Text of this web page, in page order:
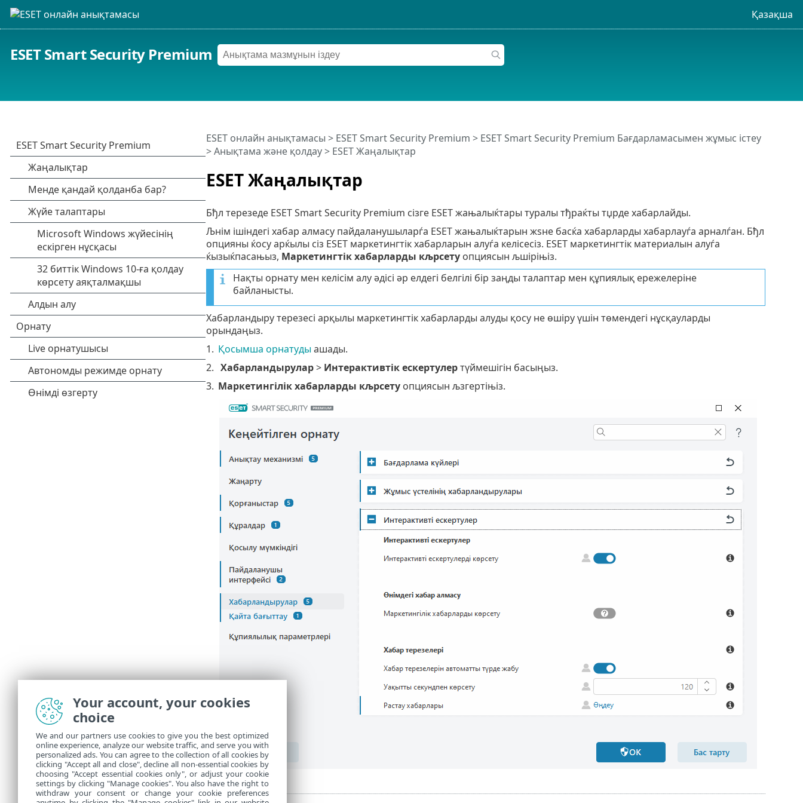
Қазақша
ESET Smart Security Premium
ESET Жаңалықтар
ESET онлайн анықтамасы > ESET Smart Security Premium > ESET Smart Security Premium Бағдарламасымен жұмыс істеу
>Анықтама және қолдау> ESET Жаңалықтар
Бђл терезеде ESET Smart Security Premium сізге ESET жањалыќтары туралы тђраќты тџрде хабарлайды.
Љнім ішіндегі хабар алмасу пайдаланушыларѓа ESET жањалыќтарын жѕне басќа хабарларды хабарлауѓа арналѓан. Бђл
опцияны ќосу арќылы сіз ESET маркетингтік хабарларын алуѓа келісесіз. ESET маркетингтік материалын алуѓа
ќызыќпасањыз, Маркетингтік хабарларды кљрсетуопциясын љшіріњіз.
Нақты орнату мен келісім алу әдісі әр елдегі белгілі бір заңды талаптар мен құпиялық ережелеріне
байланысты.
Хабарландыру терезесі арқылы маркетингтік хабарларды алуды қосу не өшіру үшін төмендегі нұсқауларды
орындаңыз.
1. Қосымша орнатудыашады.
2. Хабарландырулар> Интерактивтік ескертулертүймешігін басыңыз.
3. Маркетингілік хабарларды кљрсетуопциясын љзгертіњіз.
Your account, your cookies
choice
We and our partners use cookies to give you the best optimized
online experience, analyze our website traffic, and serve you with
personalized ads. You can agree to the collection of all cookies by
clicking "Accept all and close", decline all non-essential cookies by
choosing "Accept essential cookies only", or adjust your cookie
settings by clicking "Manage cookies". You also have the right to
withdraw your consent or change your cookie preferences